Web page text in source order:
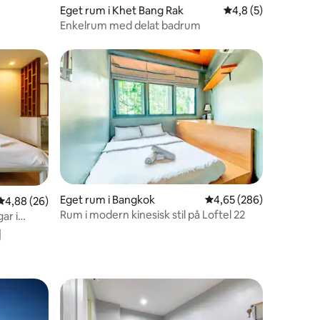
Eget rum i Khet Bang Rak 4,8 av 5 i
4,8 (5)
Enkelrum med delat badrum
av 5 i genomsnittligt betyg, 26 omdömen
4,88 (26)
i
Eget rum i Bangkok 4,65 av 5 i
4,65 (286)
Rum i modern kinesisk stil på Loftel 22